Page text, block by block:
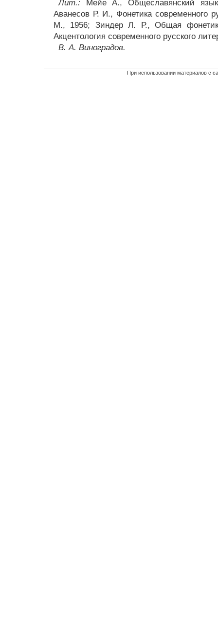
Лит.: Мейе А., Общеславянский
Аванесов Р. И., Фонетика современного
М., 1956; Зиндер Л. Р., Общая
Акцентология современного русского
В. А. Виноградов.
При использовании материалов с